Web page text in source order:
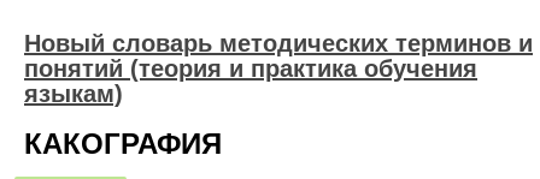
Новый словарь методических терминов и
понятий (теория и практика обучения
языкам)
КАКОГРАФИЯ